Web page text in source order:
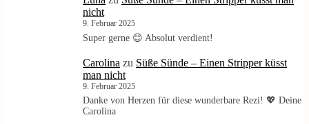
nicht
9. Februar 2025
Super gerne 😊 Absolut verdient!
Carolina zu Süße Sünde – Einen Stripper küsst
man nicht
9. Februar 2025
Danke von Herzen für diese wunderbare Rezi! 💖 Deine
Carolina